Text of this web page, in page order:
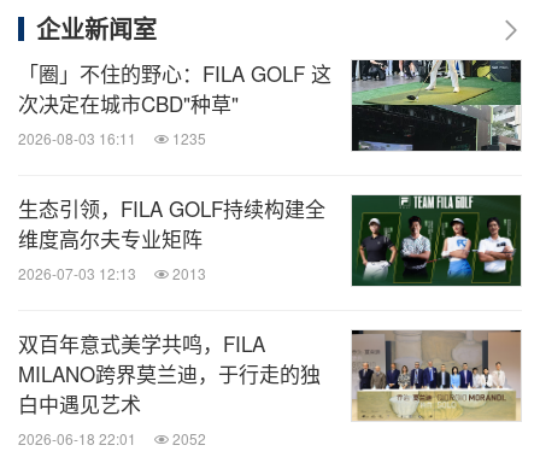
予老爹鞋更丰富潮流表达，构建视觉风格2.0时代。
如今，FILA VETTA 以全新“瘦身”理念与V形设计，开
启老爹鞋 3.0 高智化时代，实现风格、科技与精神的
三重升级，让经典鞋型焕发智酷新姿。
智酷到底：低调中的自信力量
FILA VETTA
的设计哲学根植于“智酷到底”的精神内
核。智酷到底，是理性与自持的体现，是精准与克制
中的力量感，是低调却笃定的自信。以理性面对潮流
变迁，以冷静思考构建不盲从的自信，在众声喧哗中
保持自我的节奏与果敢，形成一种不张扬却极具力量
企业新闻室
「圈」不住的野心：FILA GOLF 这
次决定在城市CBD"种草"
2026-08-03 16:11 1235
生态引领，FILA GOLF持续构建全
维度高尔夫专业矩阵
2026-07-03 12:13 2013
双百年意式美学共鸣，FILA
MILANO跨界莫兰迪，于行走的独
白中遇见艺术
2026-06-18 22:01 2052